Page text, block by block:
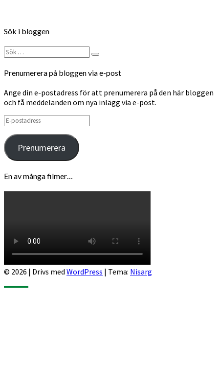
Sök i bloggen
Sök
efter:
Sök
Prenumerera på bloggen via e-post
Ange din e-postadress för att prenumerera på den här bloggen
och få meddelanden om nya inlägg via e-post.
E-
postadress
Prenumerera
En av många filmer…
© 2026 | Drivs med WordPress | Tema: Nisarg